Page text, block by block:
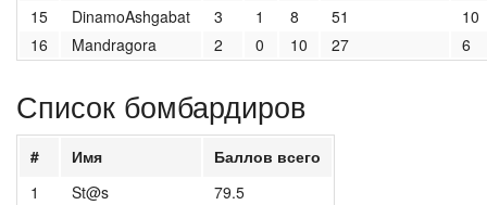
15
DinamoAshgabat 3 1 8 51
10
16
Mandragora 2 0 10 27 6
Список бомбардиров
# Имя
Баллов всего
1
St@s
79.5